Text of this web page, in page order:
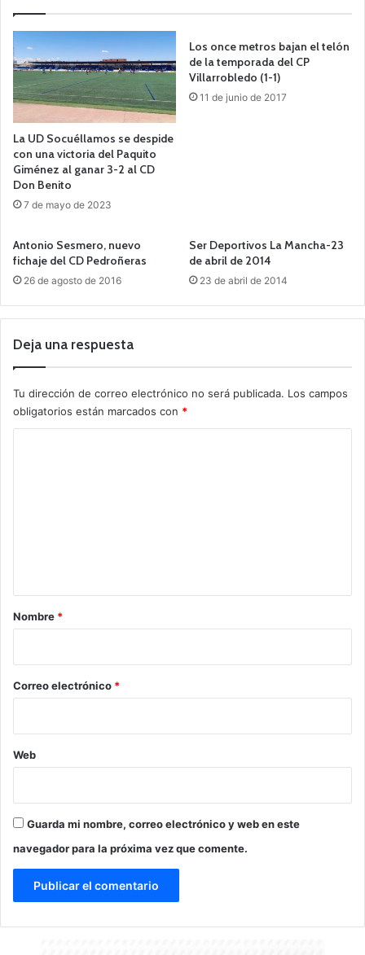
La UD Socuéllamos se despide
con una victoria del Paquito
Giménez al ganar 3-2 al CD
Don Benito
7 de mayo de 2023
Los once metros bajan el telón
de la temporada del CP
Villarrobledo (1-1)
11 de junio de 2017
Antonio Sesmero, nuevo
fichaje del CD Pedroñeras
26 de agosto de 2016
Ser Deportivos La Mancha-23
de abril de 2014
23 de abril de 2014
Deja una respuesta
Tu dirección de correo electrónico no será publicada. Los campos
obligatorios están marcados con *
r
*
Nombre *
Correo electrónico *
Web
Guarda mi nombre, correo electrónico y web en este
navegador para la próxima vez que comente.